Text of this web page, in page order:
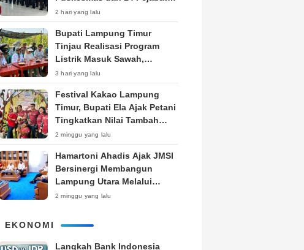
Fungsional, Dorong Inovasi
dan Pelayanan Prima
2 hari yang lalu
Bupati Lampung Timur
Tinjau Realisasi Program
Listrik Masuk Sawah,
Siapkan Subsidi KWH untuk
Petani
3 hari yang lalu
‎Festival Kakao Lampung
Timur, Bupati Ela Ajak Petani
Tingkatkan Nilai Tambah
Produk
2 minggu yang lalu
Hamartoni Ahadis Ajak JMSI
Bersinergi Membangun
Lampung Utara Melalui
Pemberitaan
2 minggu yang lalu
EKONOMI
Langkah Bank Indonesia